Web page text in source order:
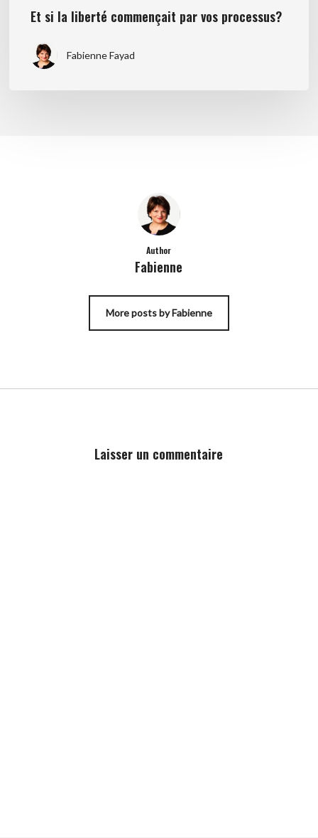
Et si la liberté commençait par vos processus?
Fabienne Fayad
Author
Fabienne
More posts by Fabienne
Laisser un commentaire